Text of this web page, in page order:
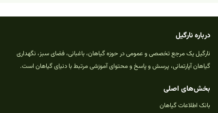
درباره نارگیل
نارگیل یک مرجع تخصصی و عمومی در حوزه گیاهان، باغبانی، فضای سبز، نگهداری
گیاهان آپارتمانی، پرسش و پاسخ و محتوای آموزشی مرتبط با دنیای گیاهان است.
بخش‌های اصلی
بانک اطلاعات گیاهان